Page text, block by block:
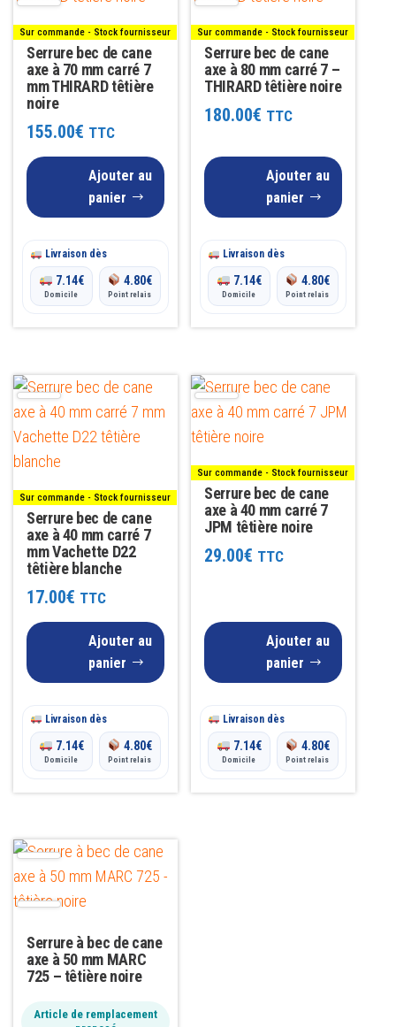
Sur commande - Stock fournisseur
Serrure bec de cane
axe à 70 mm carré 7
mm THIRARD têtière
noire
155.00€ TTC
Ajouter au
panier
Livraison dès
7.14€
Domicile
4.80€
Point relais
Sur commande - Stock fournisseur
Serrure bec de cane
axe à 80 mm carré 7 –
THIRARD têtière noire
180.00€ TTC
Ajouter au
panier
Livraison dès
7.14€
Domicile
4.80€
Point relais
Sur commande - Stock fournisseur
Serrure bec de cane
axe à 40 mm carré 7
mm Vachette D22
têtière blanche
17.00€ TTC
Ajouter au
panier
Livraison dès
7.14€
Domicile
4.80€
Point relais
Sur commande - Stock fournisseur
Serrure bec de cane
axe à 40 mm carré 7
JPM têtière noire
29.00€ TTC
Ajouter au
panier
Livraison dès
7.14€
Domicile
4.80€
Point relais
Serrure à bec de cane
axe à 50 mm MARC
725 – têtière noire
Article de remplacement